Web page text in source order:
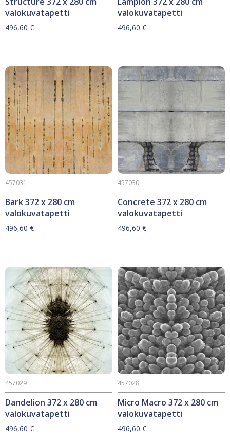
valokuvatapetti
496,60 €
valokuvatapetti
496,60 €
Bark 372 x 280 cm
valokuvatapetti
457031
496,60 €
Concrete 372 x 280 cm
valokuvatapetti
457030
496,60 €
Dandelion 372 x 280 cm
valokuvatapetti
457029
496,60 €
Micro Macro 372 x 280 cm
valokuvatapetti
457028
496,60 €